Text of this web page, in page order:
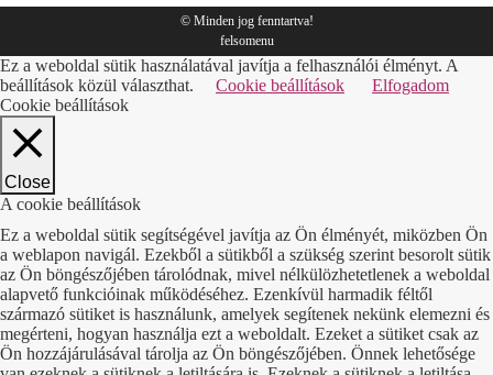
© Minden jog fenntartva!
felsomenu
Ez a weboldal sütik használatával javítja a felhasználói élményt. A
beállítások közül választhat.
Cookie beállítások
Elfogadom
Cookie beállítások
Close
A cookie beállítások
Ez a weboldal sütik segítségével javítja az Ön élményét, miközben Ön
a weblapon navigál. Ezekből a sütikből a szükség szerint besorolt sütik
az Ön böngészőjében tárolódnak, mivel nélkülözhetetlenek a weboldal
alapvető funkcióinak működéséhez. Ezenkívül harmadik féltől
származó sütiket is használunk, amelyek segítenek nekünk elemezni és
megérteni, hogyan használja ezt a weboldalt. Ezeket a sütiket csak az
Ön hozzájárulásával tárolja az Ön böngészőjében. Önnek lehetősége